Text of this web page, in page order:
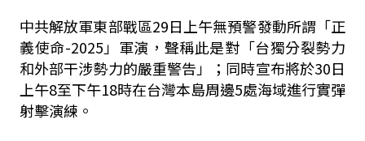
中共解放軍東部戰區29日上午無預警發動所謂「正
義使命-2025 」軍演，聲稱此是對「台獨分裂勢力
和外部干涉勢力的嚴重警告」；同時宣布將於30日
上午8至下午18時在台灣本島周邊5處海域進行實彈
射擊演練 。